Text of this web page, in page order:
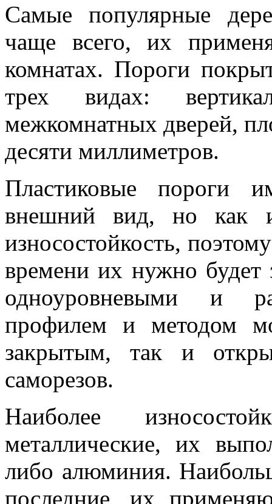
Самые популярные
чаще всего, их
комнатах. Пороги
трех видах:
межкомнатных дверей,
десяти миллиметров.
Пластиковые пороги
внешний вид, но как
износостойкость,
времени их нужно
одноуровневыми и
профилем и методом
закрытым, так и
саморезов.
Наиболее
металлические, их
либо алюминия.
последние, их